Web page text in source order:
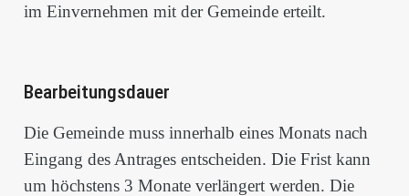
im Einvernehmen mit der Gemeinde erteilt.
Bearbeitungsdauer
Die Gemeinde muss innerhalb eines Monats nach
Eingang des Antrages entscheiden. Die Frist kann
um höchstens 3 Monate verlängert werden. Die